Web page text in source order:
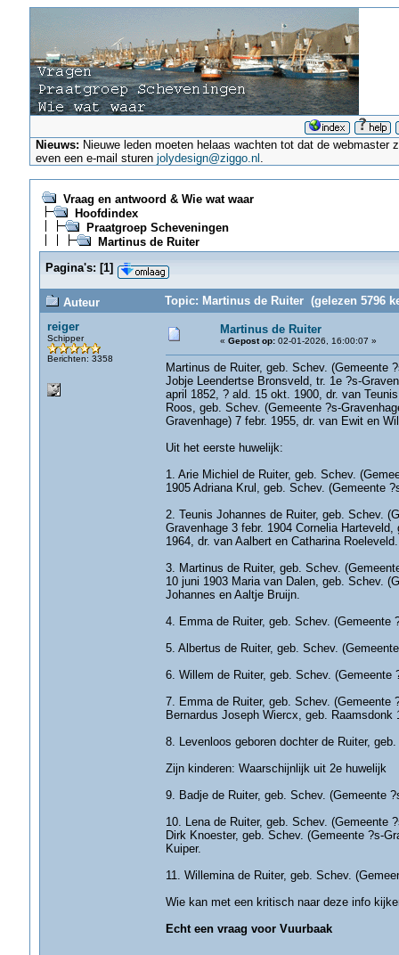
Nieuws: Nieuwe leden moeten helaas wachten tot dat de
even een e-mail sturenjolydesign@ziggo.nl .
Vraag en antwoord & Wie wat waar
Hoofdindex
Praatgroep Scheveningen
Martinus de Ruiter
Pagina's: [1]
Auteur
Topic: Martinus de Ruiter (gelezen 5796
reiger
Schipper
Berichten: 3358
Martinus de Ruiter
« Gepost op:02-01-2026, 16:00:07 »
Martinus de Ruiter, geb. Schev. (Gemeente
Jobje Leendertse Bronsveld, tr. 1e ?s-
april 1852, ? ald. 15 okt. 1900, dr. van
Roos, geb. Schev. (Gemeente ?s-
Gravenhage) 7 febr. 1955, dr. van Ewit en
Uit het eerste huwelijk:
1. Arie Michiel de Ruiter, geb. Schev.
1905 Adriana Krul, geb. Schev. (Gemeente
2. Teunis Johannes de Ruiter, geb. Schev.
Gravenhage 3 febr. 1904 Cornelia
1964, dr. van Aalbert en Catharina Roeleveld.
3. Martinus de Ruiter, geb. Schev.
10 juni 1903 Maria van Dalen, geb. Schev.
Johannes en Aaltje Bruijn.
4. Emma de Ruiter, geb. Schev. (Gemeente
5. Albertus de Ruiter, geb. Schev.
6. Willem de Ruiter, geb. Schev. (Gemeente
7. Emma de Ruiter, geb. Schev. (Gemeente
Bernardus Joseph Wiercx, geb.
8. Levenloos geboren dochter de Ruiter,
Zijn kinderen: Waarschijnlijk uit 2e huwelijk
9. Badje de Ruiter, geb. Schev. (Gemeente
10. Lena de Ruiter, geb. Schev. (Gemeente
Dirk Knoester, geb. Schev. (Gemeente ?s-
Kuiper.
11. Willemina de Ruiter, geb. Schev.
Wie kan met een kritisch naar deze info
Echt een vraag voor Vuurbaak